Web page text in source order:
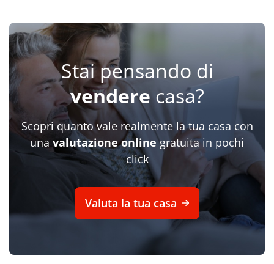
Stai pensando di
vendere casa?
Scopri quanto vale realmente la tua casa con
una valutazione onlinegratuita in pochi
click
Valuta la tua casa